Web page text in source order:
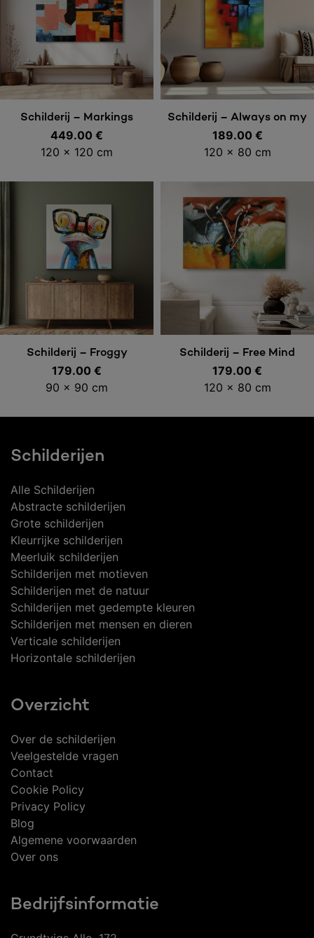
Toevoegen aan
winkelwagen
Schilderij – Markings
449.00 €
120 x 120 cm
Toevoegen aan
winkelwagen
Schilderij – Always on my
mind
189.00 €
120 x 80 cm
Toevoegen aan
winkelwagen
Schilderij – Froggy
179.00 €
90 x 90 cm
Toevoegen aan
winkelwagen
Schilderij – Free Mind
179.00 €
120 x 80 cm
Schilderijen
Alle Schilderijen
Abstracte schilderijen
Grote schilderijen
Kleurrijke schilderijen
Meerluik schilderijen
Schilderijen met motieven
Schilderijen met de natuur
Schilderijen met gedempte kleuren
Schilderijen met mensen en dieren
Verticale schilderijen
Horizontale schilderijen
Overzicht
Over de schilderijen
Veelgestelde vragen
Contact
Cookie Policy
Privacy Policy
Blog
Algemene voorwaarden
Over ons
Bedrijfsinformatie